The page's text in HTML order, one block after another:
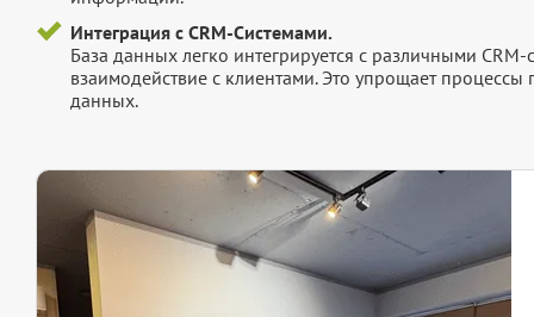
Интеграция с CRM-Системами.
База данных легко интегрируется с различными
взаимодействие с клиентами. Это упрощает
данных.